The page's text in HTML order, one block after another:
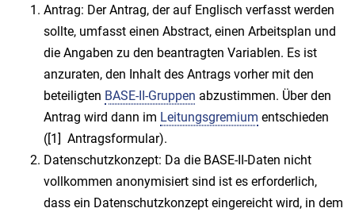
Antrag: Der Antrag, der auf Englisch verfasst werden
sollte, umfasst einen Abstract, einen Arbeitsplan und
die Angaben zu den beantragten Variablen. Es ist
anzuraten, den Inhalt des Antrags vorher mit den
beteiligten BASE-II-Gruppen abzustimmen. Über den
Antrag wird dann im Leitungsgremium entschieden
([1] Antragsformular).
Datenschutzkonzept: Da die BASE-II-Daten nicht
vollkommen anonymisiert sind ist es erforderlich,
dass ein Datenschutzkonzept eingereicht wird, in dem